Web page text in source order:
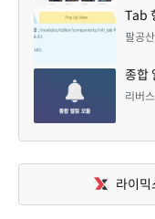
Tab
팔공산
종합
리버스
라이믹